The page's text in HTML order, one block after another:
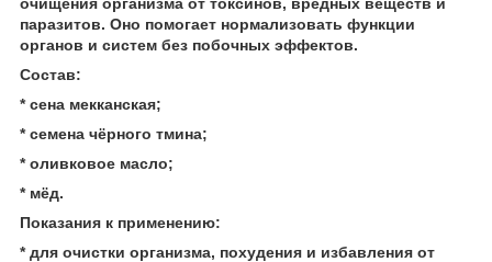
паразитов. Оно помогает нормализовать функции
органов и систем без побочных эффектов.
Состав:
* сена мекканская;
* семена чёрного тмина;
* оливковое масло;
* мёд.
Показания к применению:
* для очистки организма, похудения и избавления от